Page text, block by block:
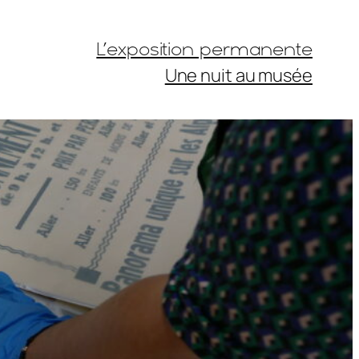
L’exposition permanente
Une nuit au musée